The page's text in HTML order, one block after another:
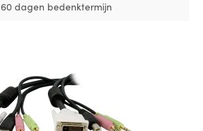
60 dagen bedenktermijn